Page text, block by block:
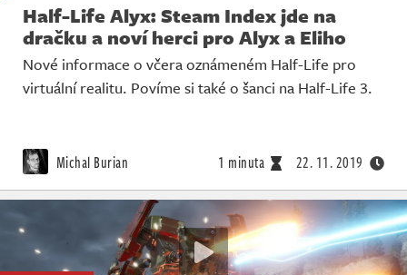
Half-Life Alyx: Steam Index jde na
dračku a noví herci pro Alyx a Eliho
Nové informace o včera oznámeném Half-Life pro
virtuální realitu. Povíme si také o šanci na Half-Life 3.
Michal Burian 1 minuta 22. 11. 2019